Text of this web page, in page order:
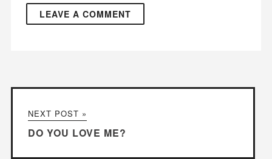
NEXT POST »
DO YOU LOVE ME?